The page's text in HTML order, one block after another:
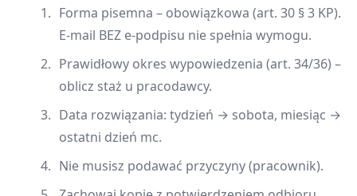
Forma pisemna – obowiązkowa (art. 30 § 3 KP).
E-mail BEZ e-podpisu nie spełnia wymogu.
Prawidłowy okres wypowiedzenia (art. 34/36) –
oblicz staż u pracodawcy.
Data rozwiązania: tydzień → sobota, miesiąc →
ostatni dzień mc.
Nie musisz podawać przyczyny (pracownik).